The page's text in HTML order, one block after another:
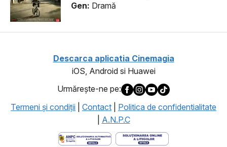
Gen: Dramă
Descarca aplicatia Cinemagia
iOS, Android si Huawei
Urmăreşte-ne pe:
Termeni şi condiţii
Contact
Politica de confidentialitate
A.N.P.C